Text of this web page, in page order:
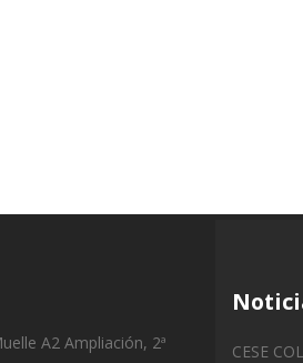
A2 Ampliación, 2ª
CESE